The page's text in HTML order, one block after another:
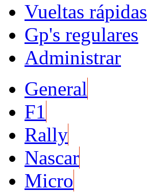
Vueltas rápidas
Gp's regulares
Administrar
General
F1
Rally
Nascar
Micro